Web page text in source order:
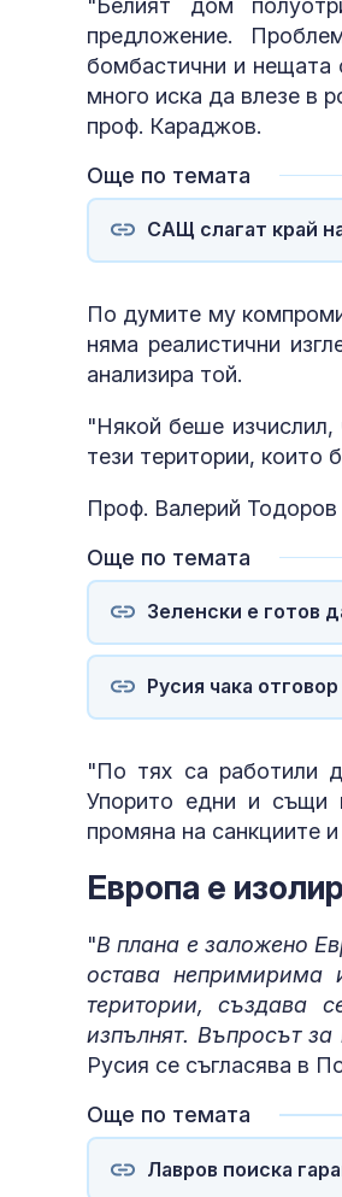
предложение.
бомбастични и нещата
много иска да влезе в
проф. Караджов.
Още по темата
САЩ слагат край
По думите му
няма реалистични
анализира той.
"Някой беше
тези територии, които
Проф. Валерий Тодоров
Още по темата
Зеленски е готов
Русия чака
"По тях са работили
Упорито едни и същи
промяна на санкциите
Европа е
"В плана е заложено
остава непримирима
територии, създава
изпълнят. Въпросът за
Русия се съгласява в
Още по темата
Лавров поиска